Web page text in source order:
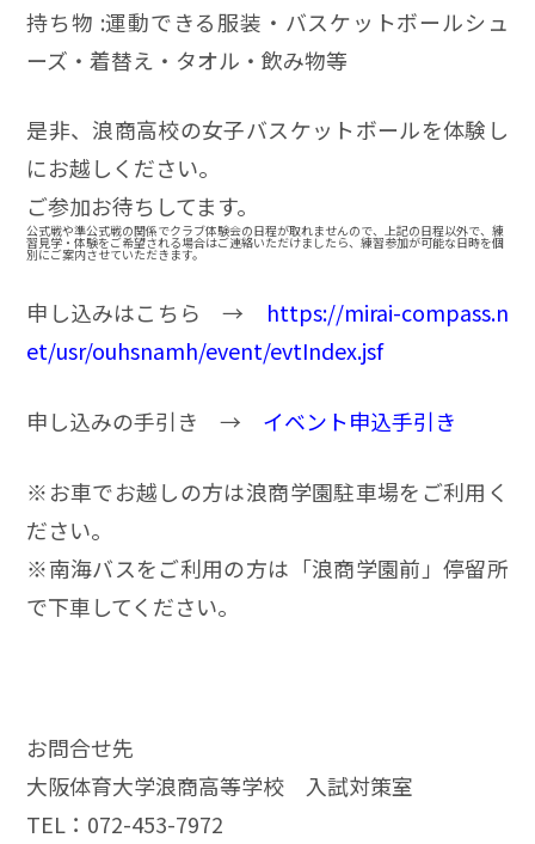
持ち物 :運動できる服装・バスケットボールシュ
ーズ・着替え・タオル・飲み物等
是非、浪商高校の女子バスケットボールを体験し
にお越しください。
ご参加お待ちしてます。
公式戦や準公式戦の関係でクラブ体験会の日程が取れませんので、上記の日程以外で、練
習見学・体験をご希望される場合はご連絡いただけましたら、練習参加が可能な日時を個
別にご案内させていただきます。
申し込みはこちら → https://mirai-compass.n
et/usr/ouhsnamh/event/evtIndex.jsf
申し込みの手引き → イベント申込手引き
※お車でお越しの方は浪商学園駐車場をご利用く
ださい。
※南海バスをご利用の方は「浪商学園前」停留所
で下車してください。
お問合せ先
大阪体育大学浪商高等学校 入試対策室
TEL：072-453-7972